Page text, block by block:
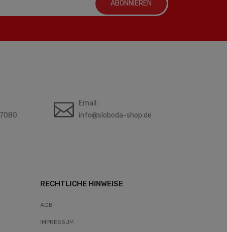
ABONNIEREN
Email:
info@sloboda-shop.de
RECHTLICHE HINWEISE
AGB
IMPRESSUM